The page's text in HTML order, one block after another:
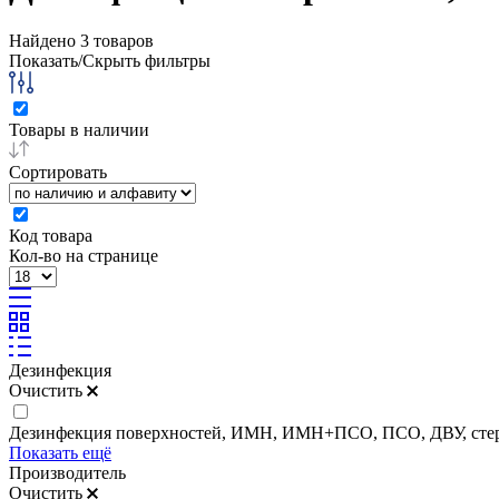
Найдено 3 товаров
Показать/Скрыть фильтры
Товары в наличии
Сортировать
Код товара
Кол-во на странице
Дезинфекция
Очистить
Дезинфекция поверхностей, ИМН, ИМН+ПСО, ПСО, ДВУ,
Показать ещё
Производитель
Очистить